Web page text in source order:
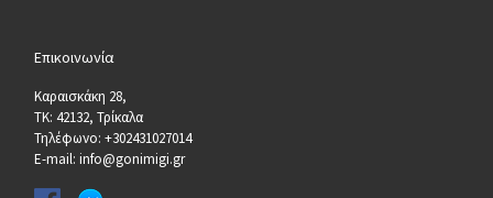
Επικοινωνία
Καραισκάκη 28,
ΤΚ: 42132, Τρίκαλα
Τηλέφωνο: +302431027014
E-mail: info@gonimigi.gr